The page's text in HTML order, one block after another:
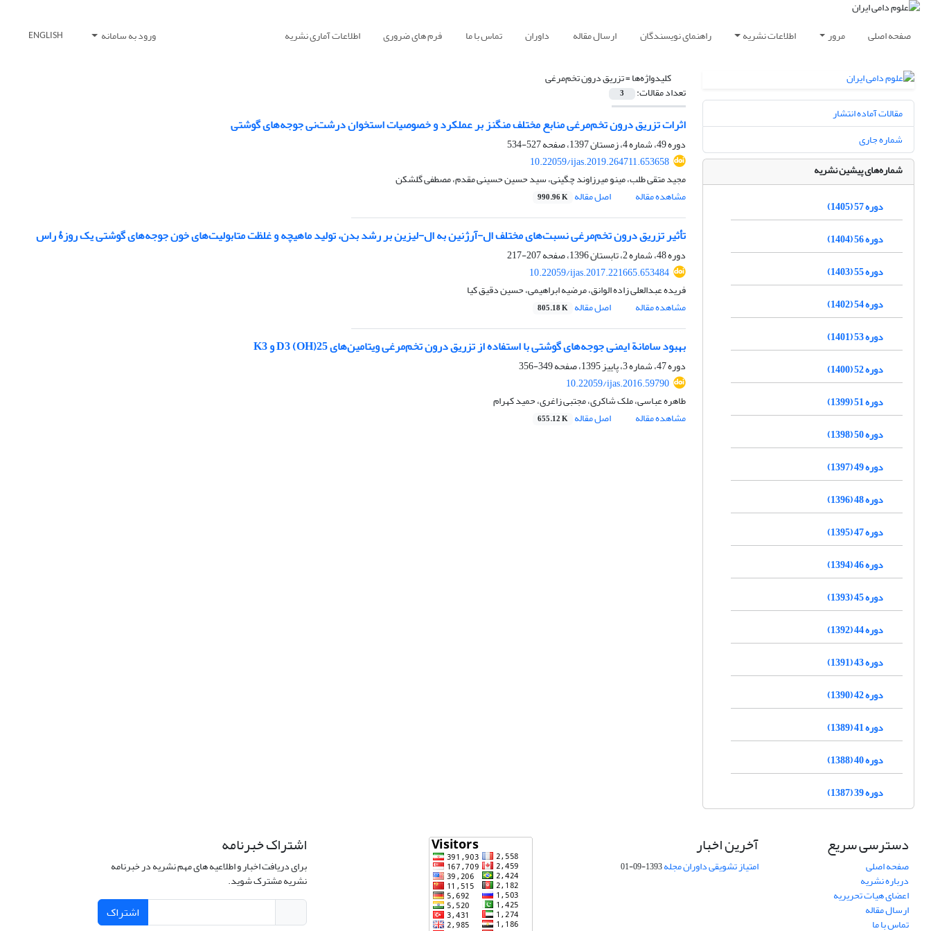
صفحه اصلی مرور اطلاعات نشریه راهنمای نویسندگان ارسال مقاله داوران تماس با ما فرم های ضروری اطلاعات آماری نشریه ورود به سامانه ENGLISH
کلیدواژه‌ها =تزریق درون تخم‌مرغی
تعداد مقالات: 3
اثرات تزریق درون تخم‌مرغی منابع مختلف منگنز بر عملکرد و خصوصیات استخوان درشت‌نی جوجه‌های گوشتی
دوره 49، شماره 4، زمستان 1397، صفحه
527-534
10.22059/ijas.2019.264711.653658
مجید متقی طلب، مینو میرزاوند چگینی، سید حسین حسینی مقدم، مصطفی گلشکن
مشاهده مقاله
اصل مقاله 990.96 K
تأثیر تزریق درون تخم‌مرغی نسبت‌های مختلف ال-آرژنین به ال-لیزین بر رشد بدن، تولید ماهیچه و غلظت متابولیت‌های خون جوجه‌های گوشتی یک روزۀ راس
دوره 48، شماره 2، تابستان 1396، صفحه
207-217
10.22059/ijas.2017.221665.653484
فریده عبدالعلی زاده الوانق، مرضیه ابراهیمی، حسین دقیق کیا
مشاهده مقاله
اصل مقاله 805.18 K
بهبود سامانة ایمنی جوجه‌های گوشتی با استفاده از تزریق درون تخم‌مرغی ویتامین‌های 25(OH) D3 و K3
دوره 47، شماره 3، پاییز 1395، صفحه
349-356
10.22059/ijas.2016.59790
طاهره عباسی، ملک شاکری، مجتبی زاغری، حمید کهرام
مشاهده مقاله
اصل مقاله 655.12 K
مقالات آماده انتشار
شماره جاری
شماره‌های پیشین نشریه
دوره 57 (1405)
دوره 56 (1404)
دوره 55 (1403)
دوره 54 (1402)
دوره 53 (1401)
دوره 52 (1400)
دوره 51 (1399)
دوره 50 (1398)
دوره 49 (1397)
دوره 48 (1396)
دوره 47 (1395)
دوره 46 (1394)
دوره 45 (1393)
دوره 44 (1392)
دوره 43 (1391)
دوره 42 (1390)
دوره 41 (1389)
دوره 40 (1388)
دوره 39 (1387)
دسترسی سریع
صفحه اصلی
درباره نشریه
اعضای هیات تحریریه
ارسال مقاله
تماس با ما
آخرین اخبار
امتیاز تشویقی داوران مجله1393-09-01
اشتراک خبرنامه
برای دریافت اخبار و اطلاعیه های مهم نشریه در خبرنامه
نشریه مشترک شوید.
اشتراک